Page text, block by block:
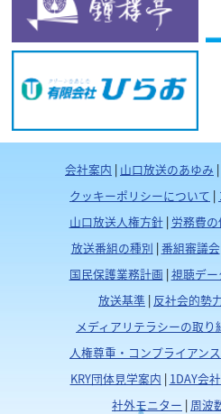
会社案内 | 山口放送のあゆみ |
クッキーポリシーについて |
山口放送人権方針| 労務費
放送番組の種別 |番組審議会
国民保護業務計画 |視聴デ
放送基準 | 反社会的勢
メディアリテラシーの取り
人権尊重・コンプライアン
KRY団体見学案内 | 1DAY会
社外モニター | 周波